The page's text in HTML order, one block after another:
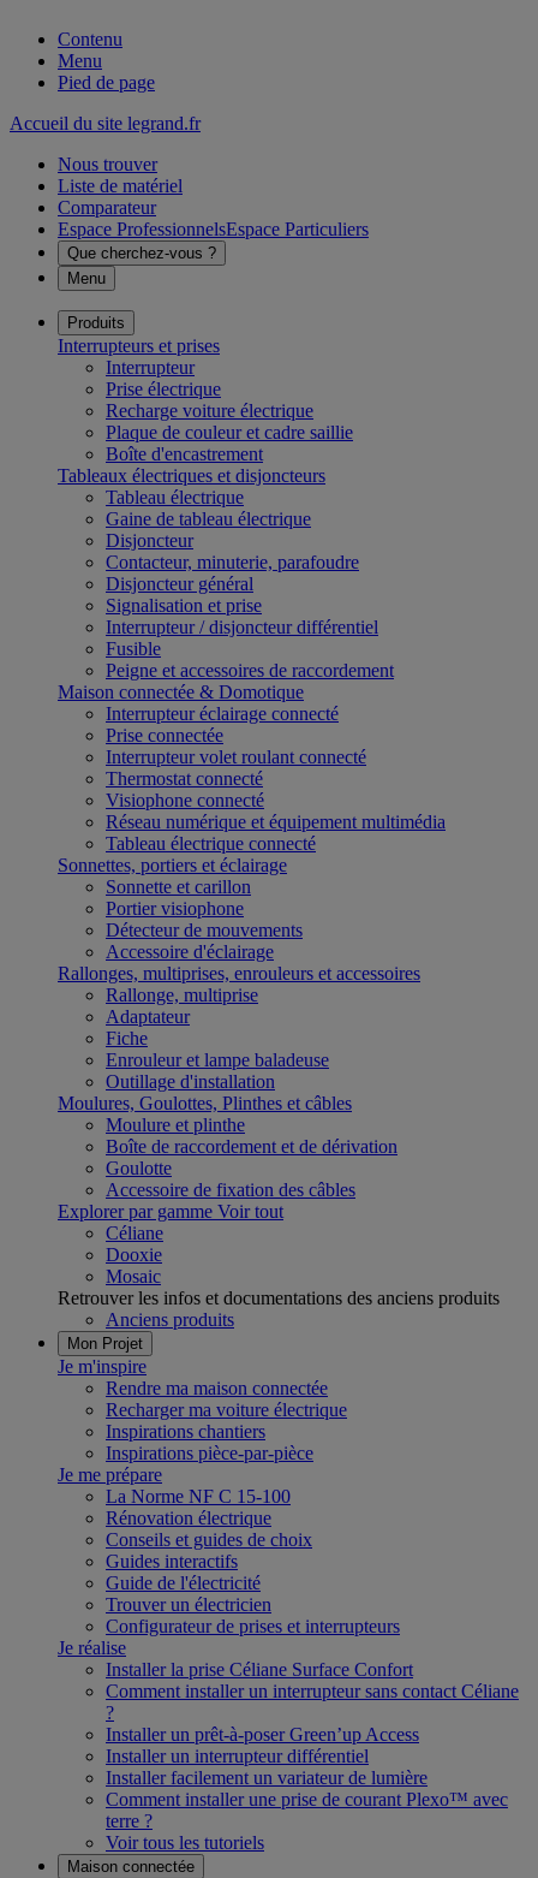
Contenu
Menu
Pied de page
Accueil du site legrand.fr
Nous trouver
Liste de matériel
Comparateur
Espace ProfessionnelsEspace Particuliers
Que cherchez-vous ?
Menu
Produits
Interrupteurs et prises
Interrupteur
Prise électrique
Recharge voiture électrique
Plaque de couleur et cadre saillie
Boîte d'encastrement
Tableaux électriques et disjoncteurs
Tableau électrique
Gaine de tableau électrique
Disjoncteur
Contacteur, minuterie, parafoudre
Disjoncteur général
Signalisation et prise
Interrupteur / disjoncteur différentiel
Fusible
Peigne et accessoires de raccordement
Maison connectée & Domotique
Interrupteur éclairage connecté
Prise connectée
Interrupteur volet roulant connecté
Thermostat connecté
Visiophone connecté
Réseau numérique et équipement multimédia
Tableau électrique connecté
Sonnettes, portiers et éclairage
Sonnette et carillon
Portier visiophone
Détecteur de mouvements
Accessoire d'éclairage
Rallonges, multiprises, enrouleurs et accessoires
Rallonge, multiprise
Adaptateur
Fiche
Enrouleur et lampe baladeuse
Outillage d'installation
Moulures, Goulottes, Plinthes et câbles
Moulure et plinthe
Boîte de raccordement et de dérivation
Goulotte
Accessoire de fixation des câbles
Explorer par gamme Voir tout
Céliane
Dooxie
Mosaic
Retrouver les infos et documentations des anciens produits
Anciens produits
Mon Projet
Je m'inspire
Rendre ma maison connectée
Recharger ma voiture électrique
Inspirations chantiers
Inspirations pièce-par-pièce
Je me prépare
La Norme NF C 15-100
Rénovation électrique
Conseils et guides de choix
Guides interactifs
Guide de l'électricité
Trouver un électricien
Configurateur de prises et interrupteurs
Je réalise
Installer la prise Céliane Surface Confort
Comment installer un interrupteur sans contact Céliane
?
Installer un prêt-à-poser Green’up Access
Installer un interrupteur différentiel
Installer facilement un variateur de lumière
Comment installer une prise de courant Plexo™ avec
terre ?
Voir tous les tutoriels
Maison connectée